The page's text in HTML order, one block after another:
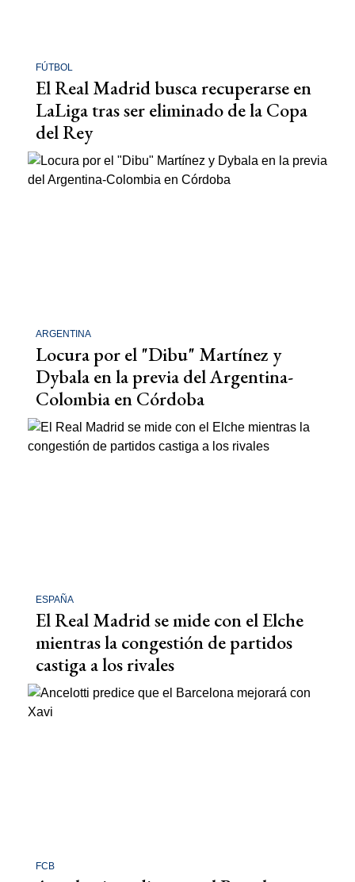
FÚTBOL
El Real Madrid busca recuperarse en
LaLiga tras ser eliminado de la Copa
del Rey
ARGENTINA
Locura por el "Dibu" Martínez y
Dybala en la previa del Argentina-
Colombia en Córdoba
ESPAÑA
El Real Madrid se mide con el Elche
mientras la congestión de partidos
castiga a los rivales
FCB